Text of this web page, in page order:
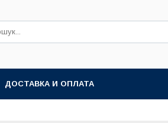
ДОСТАВКА И ОПЛАТА